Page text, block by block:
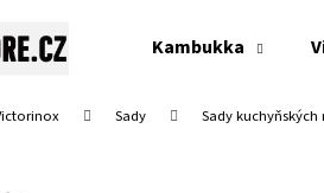
Kambukka
Sady Sady kuchyňských